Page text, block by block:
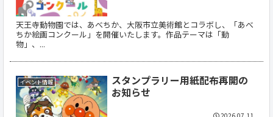
天王寺動物園では、あべちか、大阪市立美術館とコラボし、「あべ
ちか絵画コンクール」を開催いたします。作品テーマは「動
物」、...
イベント情報
スタンプラリー用紙配布再開の
お知らせ